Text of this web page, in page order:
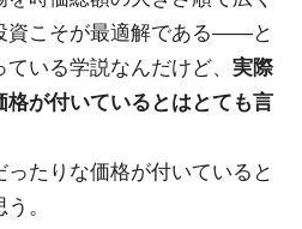
資こそが最適解である――と
いる学説なんだけど、 実際
が付いているとはとても言
たりな価格が付いていると
。